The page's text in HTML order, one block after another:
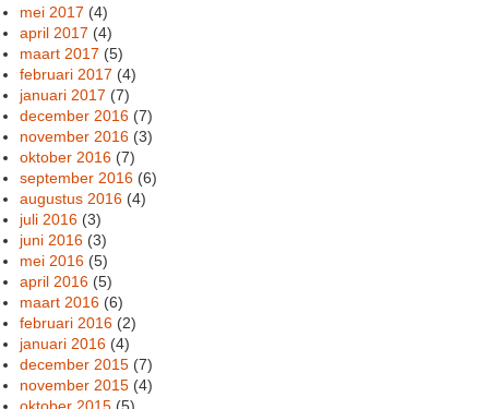
mei 2017 (4)
april 2017 (4)
maart 2017 (5)
februari 2017 (4)
januari 2017 (7)
december 2016 (7)
november 2016 (3)
oktober 2016 (7)
september 2016 (6)
augustus 2016 (4)
juli 2016 (3)
juni 2016 (3)
mei 2016 (5)
april 2016 (5)
maart 2016 (6)
februari 2016 (2)
januari 2016 (4)
december 2015 (7)
november 2015 (4)
oktober 2015 (5)